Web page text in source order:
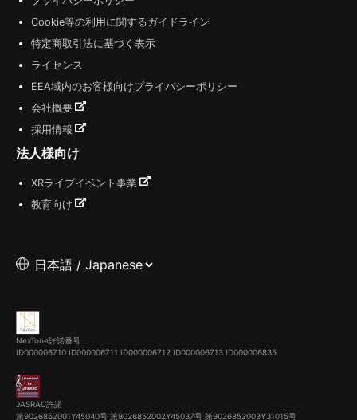
Cookie等の利用に関するガイドライン
特定商取引法に基づく表示
ライセンス
EEA域内のお客様向けプライバシーポリシー
会社概要
採用情報
法人様向け
XRライブイベント事業
教育向け
NexTone許諾番号
ID000006710 ID000006711 ID000006712 ID000006713 ID000006835
JASRAC許諾
第9026852001Y45040号 第9026852002Y45037号 第9026852003Y31015号